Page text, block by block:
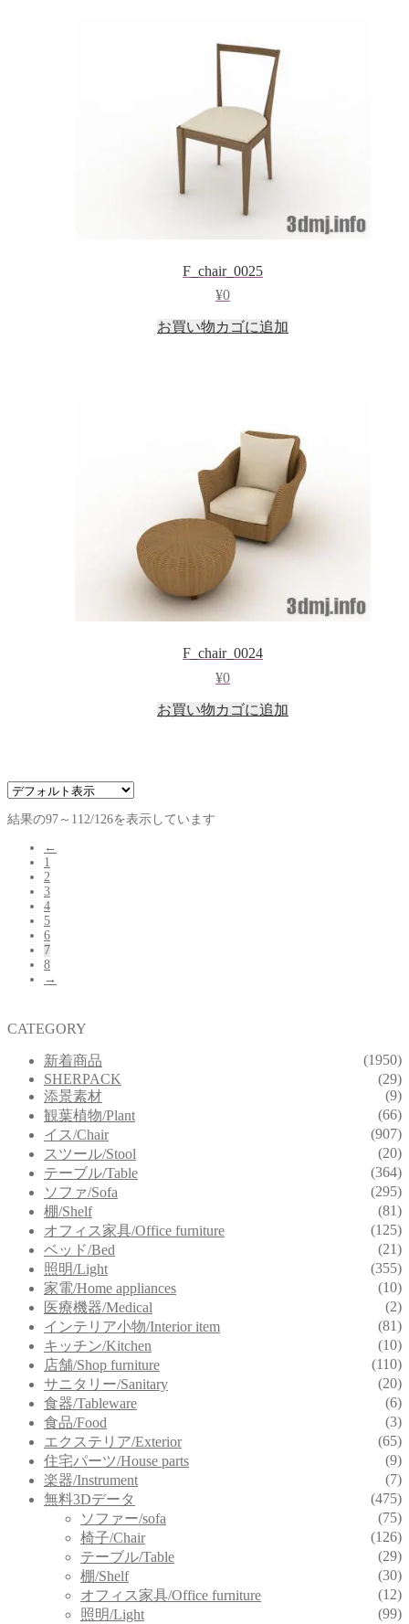
F_chair_0025
¥0
お買い物カゴに追加
F_chair_0024
¥0
お買い物カゴに追加
結果の97～112/126を表示しています
←
1
2
3
4
5
6
7
8
→
CATEGORY
新着商品
(1950)
SHERPACK
(29)
添景素材
(9)
観葉植物/Plant
(66)
イス/Chair
(907)
スツール/Stool
(20)
テーブル/Table
(364)
ソファ/Sofa
(295)
棚/Shelf
(81)
オフィス家具/Office furniture
(125)
ベッド/Bed
(21)
照明/Light
(355)
家電/Home appliances
(10)
医療機器/Medical
(2)
インテリア小物/Interior item
(81)
キッチン/Kitchen
(10)
店舗/Shop furniture
(110)
サニタリー/Sanitary
(20)
食器/Tableware
(6)
食品/Food
(3)
エクステリア/Exterior
(65)
住宅パーツ/House parts
(9)
楽器/Instrument
(7)
無料3Dデータ
(475)
ソファー/sofa
(75)
椅子/Chair
(126)
テーブル/Table
(29)
棚/Shelf
(30)
オフィス家具/Office furniture
(12)
照明/Light
(99)